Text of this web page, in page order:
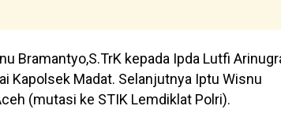
Bramantyo,S.TrK kepada Ipda Lutfi
Kapolsek Madat. Selanjutnya Iptu Wisnu
(mutasi ke STIK Lemdiklat Polri).